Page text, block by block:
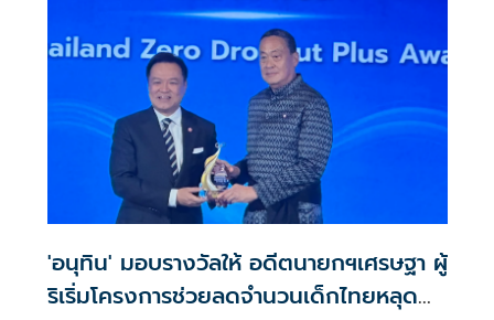
'อนุทิน' มอบรางวัลให้ อดีตนายกฯเศรษฐา ผู้
ริเริ่มโครงการช่วยลดจำนวนเด็กไทยหลุด